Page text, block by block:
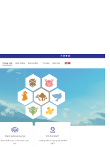
.org (1 năm)(+350,000 ₫)
(+550,000 ₫)
(+700,000 ₫)
₫)
₫)